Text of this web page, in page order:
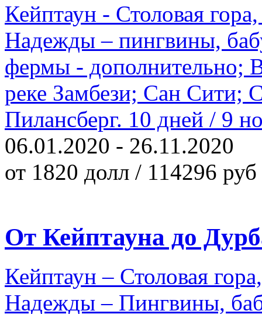
Кейптаун - Столовая
Надежды – пингвины,
фермы - дополнительно;
реке Замбези; Сан Сити;
Пилансберг. 10 дней / 9
06.01.2020 - 26.11.2020
от 1820 долл / 114296 руб
От Кейптауна до
Кейптаун – Столовая
Надежды – Пингвины,